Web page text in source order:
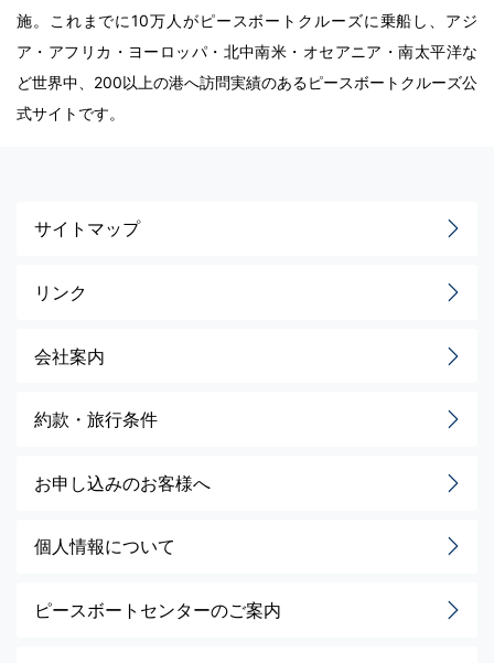
施。これまでに10万人がピースボートクルーズに乗船し、アジ
ア・アフリカ・ヨーロッパ・北中南米・オセアニア・南太平洋な
ど世界中、200以上の港へ訪問実績のあるピースボートクルーズ公
式サイトです。
サイトマップ
リンク
会社案内
約款・旅行条件
お申し込みのお客様へ
個人情報について
ピースボートセンターのご案内